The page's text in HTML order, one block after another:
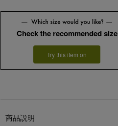
Check the recommended size
Try this item on
商品説明